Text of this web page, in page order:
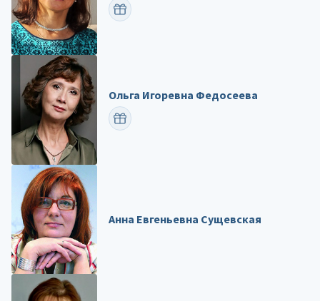
ПОЗДРАВИТЬ
Ольга Игоревна Федосеева
ПОЗДРАВИТЬ
Анна Евгеньевна Сущевская